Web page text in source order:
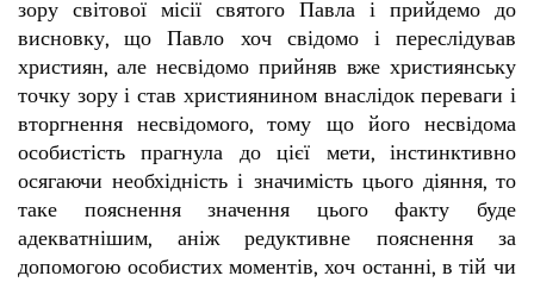
зору світової місії святого Павла і прийдемо до
висновку, що Павло хоч свідомо і переслідував
християн, але несвідомо прийняв вже християнську
точку зору і став християнином внаслідок переваги і
вторгнення несвідомого, тому що його несвідома
особистість прагнула до цієї мети, інстинктивно
осягаючи необхідність і значимість цього діяння, то
таке пояснення значення цього факту буде
адекватнішим, аніж редуктивне пояснення за
допомогою особистих моментів, хоч останні, в тій чи